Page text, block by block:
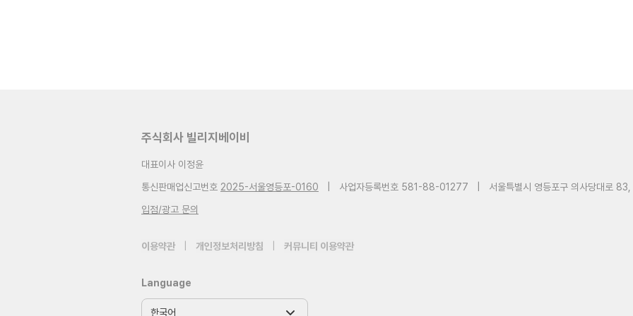
주식회사 빌리지베이비
대표이사 이정윤
통신판매업신고번호 2025-서울영등포-0160 사업자등록번호 581-88-01277
서울특별시 영등포구 의사당대로
입점/광고 문의
이용약관 개인정보처리방침 커뮤니티 이용약관
Language